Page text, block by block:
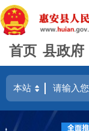
首页 县政府